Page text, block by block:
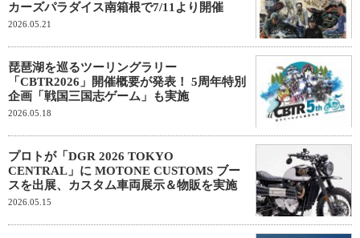
カーズパラダイス南箱根で7/11より開催
2026.05.21
琵琶湖を巡るツーリングラリー
「CBTR2026」開催概要が発表！ 5周年特別
企画「戦国三国志ゲーム」も実施
2026.05.18
プロトが「DGR 2026 TOKYO
CENTRAL」に MOTONE CUSTOMS ブー
スを出展、カスタム車両展示＆物販を実施
2026.05.15